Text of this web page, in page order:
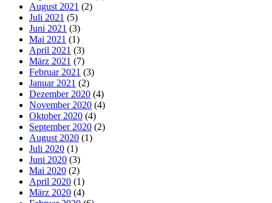
August 2021 (2)
Juli 2021 (5)
Juni 2021 (3)
Mai 2021 (1)
April 2021 (3)
März 2021 (7)
Februar 2021 (3)
Januar 2021 (2)
Dezember 2020 (4)
November 2020 (4)
Oktober 2020 (4)
September 2020 (2)
August 2020 (1)
Juli 2020 (1)
Juni 2020 (3)
Mai 2020 (2)
April 2020 (1)
März 2020 (4)